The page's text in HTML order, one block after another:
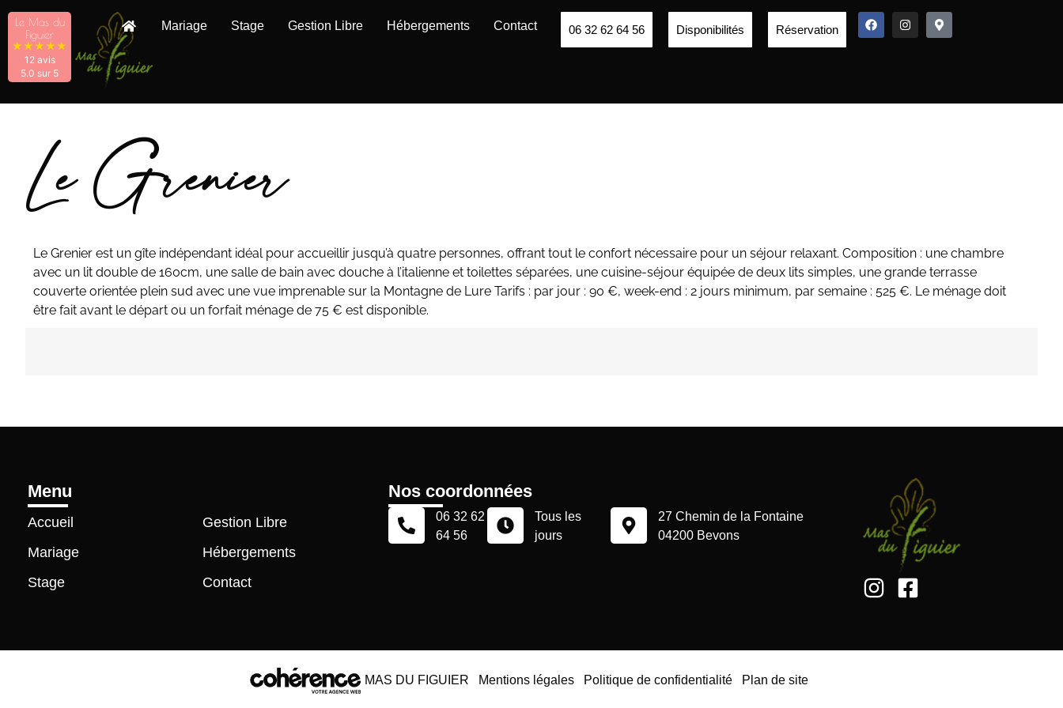
Le Mas du
Figuier
★★★★★
12 avis
5.0 sur 5
Mariage Stage Gestion Libre Hébergements Contact 06 32 62 64 56 Disponibilités Réservation
Le Grenier
Le Grenier est un gîte indépendant idéal pour accueillir jusqu’à quatre personnes, offrant tout le confort nécessaire pour un séjour relaxant. Composition : une chambre
avec un lit double de 160cm, une salle de bain avec douche à l’italienne et toilettes séparées, une cuisine-séjour équipée de deux lits simples, une grande terrasse
couverte orientée plein sud avec une vue imprenable sur la Montagne de Lure Tarifs : par jour : 90 €, week-end : 2 jours minimum, par semaine : 525 €. Le ménage doit
être fait avant le départ ou un forfait ménage de 75 € est disponible.
Menu
Accueil
Mariage
Stage
Gestion Libre
Hébergements
Contact
Nos coordonnées
06 32 62
64 56
Tous les
jours
27 Chemin de la Fontaine
04200 Bevons
MAS DU FIGUIER Mentions légales Politique de confidentialité Plan de site